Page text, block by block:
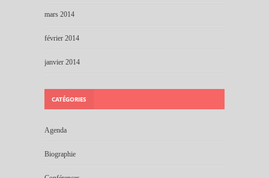
mars 2014
février 2014
janvier 2014
CATÉGORIES
Agenda
Biographie